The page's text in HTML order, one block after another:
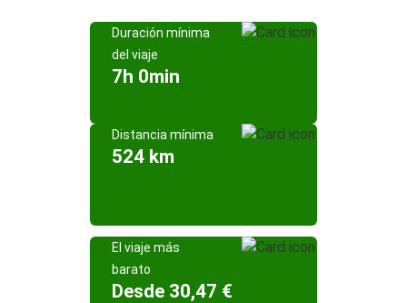
Duración mínima
del viaje
7h 0min
Distancia mínima
524 km
El viaje más
barato
Desde 30,47 €